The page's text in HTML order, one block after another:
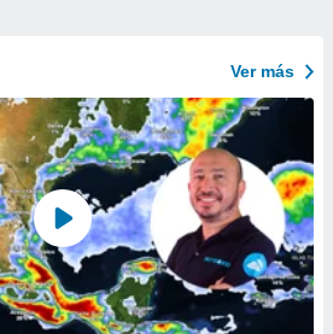
Ver más